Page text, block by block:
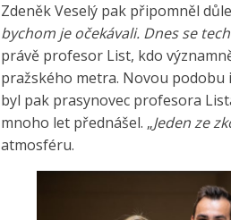
Zdeněk Veselý pak připomněl
bychom je očekávali. Dnes se
právě profesor List, kdo
pražského metra. Novou podobu
byl pak prasynovec profesora
mnoho let přednášel. „Jeden ze
atmosféru.